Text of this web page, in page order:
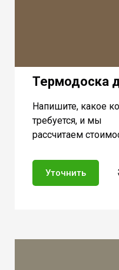
Термодоска
Напишите, какое
требуется, и мы
рассчитаем
Уточнить